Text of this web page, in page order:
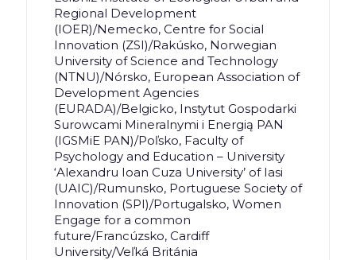
Regional Development
(IOER)/Nemecko, Centre for Social
Innovation (ZSI)/Rakúsko, Norwegian
University of Science and Technology
(NTNU)/Nórsko, European Association of
Development Agencies
(EURADA)/Belgicko, Instytut Gospodarki
Surowcami Mineralnymi i Energią PAN
(IGSMiE PAN)/Poľsko, Faculty of
Psychology and Education – University
‘Alexandru Ioan Cuza University’ of Iasi
(UAIC)/Rumunsko, Portuguese Society of
Innovation (SPI)/Portugalsko, Women
Engage for a common
future/Francúzsko, Cardiff
University/Veľká Británia